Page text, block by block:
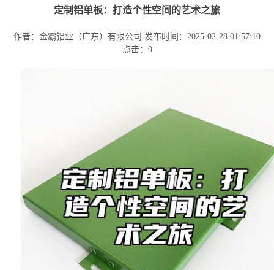
定制铝单板：打造个性空间的艺术之旅
作者：金霸铝业（广东）有限公司 发布时间：2025-02-28 01:57:10
点击： 0